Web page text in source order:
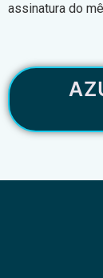
assinatura do